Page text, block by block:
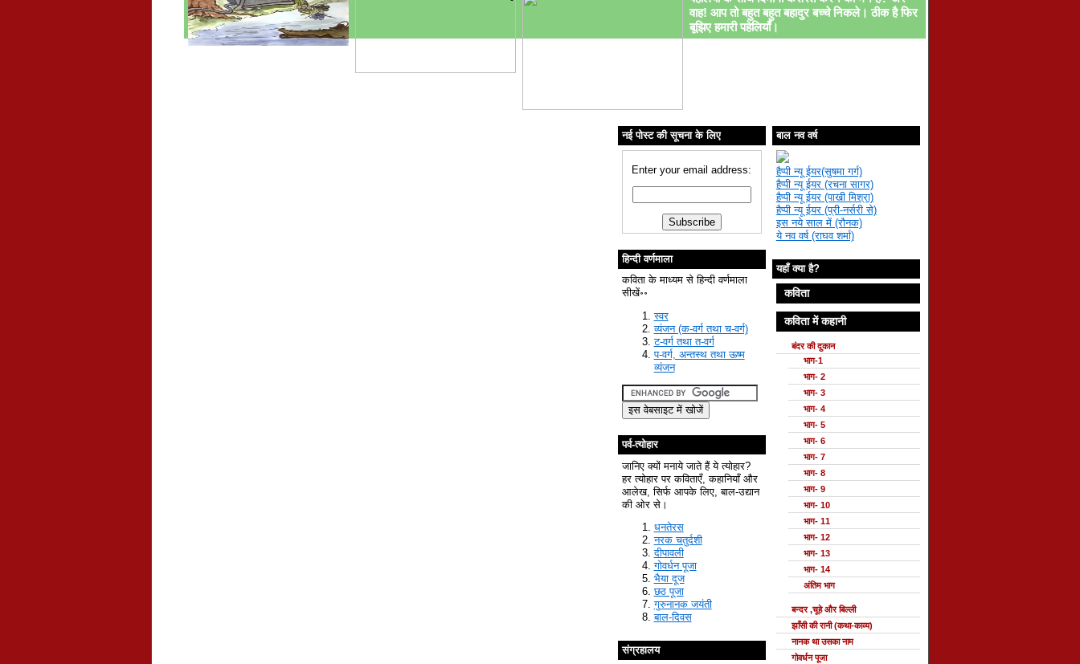
वाह! आप तो बहुत बहुत बहादुर बच्चे निकले। ठीक है फिर
बूझिए हमारी पहेलियाँ।
नई पोस्ट की सूचना के लिए
Enter your email address:
हिन्दी वर्णमाला
कविता के माध्यम से हिन्दी वर्णमाला
सीखें॰॰
स्वर
व्यंजन (क-वर्ग तथा च-वर्ग)
ट-वर्ग तथा त-वर्ग
प-वर्ग, अन्तस्थ तथा ऊष्म
व्यंजन
पर्व-त्योहार
जानिए क्यों मनाये जाते हैं ये त्योहार?
हर त्योहार पर कविताएँ, कहानियाँ और
आलेख, सिर्फ आपके लिए, बाल-उद्यान
की ओर से।
धनतेरस
नरक चतुर्दशी
दीपावली
गोवर्धन पूजा
भैया दूज
छठ पूजा
गुरुनानक जयंती
बाल-दिवस
संग्रहालय
बाल नव वर्ष
हैप्पी न्यू ईयर(सुषमा गर्ग)
हैप्पी न्यू ईयर (रचना सागर)
हैप्पी न्यू ईयर (पाखी मिश्रा)
हैप्पी न्यू ईयर (प्री-नर्सरी से)
इस नये साल में (रौनक)
ये नव वर्ष (राघव शर्मा)
यहाँ क्या है?
कविता
कविता में कहानी
बंदर की दुकान
भाग-1
भाग- 2
भाग- 3
भाग- 4
भाग- 5
भाग- 6
भाग- 7
भाग- 8
भाग- 9
भाग- 10
भाग- 11
भाग- 12
भाग- 13
भाग- 14
अंतिम भाग
बन्दर ,चूहे और बिल्ली
झाँसी की रानी (कथा-काव्य)
नानक था उसका नाम
गोवर्धन पूजा